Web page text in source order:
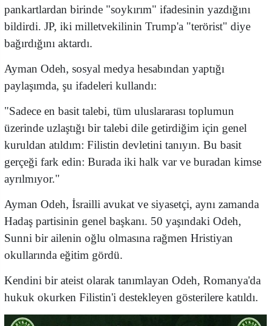
pankartlardan birinde "soykırım" ifadesinin yazdığını
bildirdi. JP, iki milletvekilinin Trump'a "terörist" diye
bağırdığını aktardı.
Ayman Odeh, sosyal medya hesabından yaptığı
paylaşımda, şu ifadeleri kullandı:
"Sadece en basit talebi, tüm uluslararası toplumun
üzerinde uzlaştığı bir talebi dile getirdiğim için genel
kuruldan atıldım: Filistin devletini tanıyın. Bu basit
gerçeği fark edin: Burada iki halk var ve buradan kimse
ayrılmıyor."
Ayman Odeh, İsrailli avukat ve siyasetçi, aynı zamanda
Hadaş partisinin genel başkanı. 50 yaşındaki Odeh,
Sunni bir ailenin oğlu olmasına rağmen Hristiyan
okullarında eğitim gördü.
Kendini bir ateist olarak tanımlayan Odeh, Romanya'da
hukuk okurken Filistin'i destekleyen gösterilere katıldı.